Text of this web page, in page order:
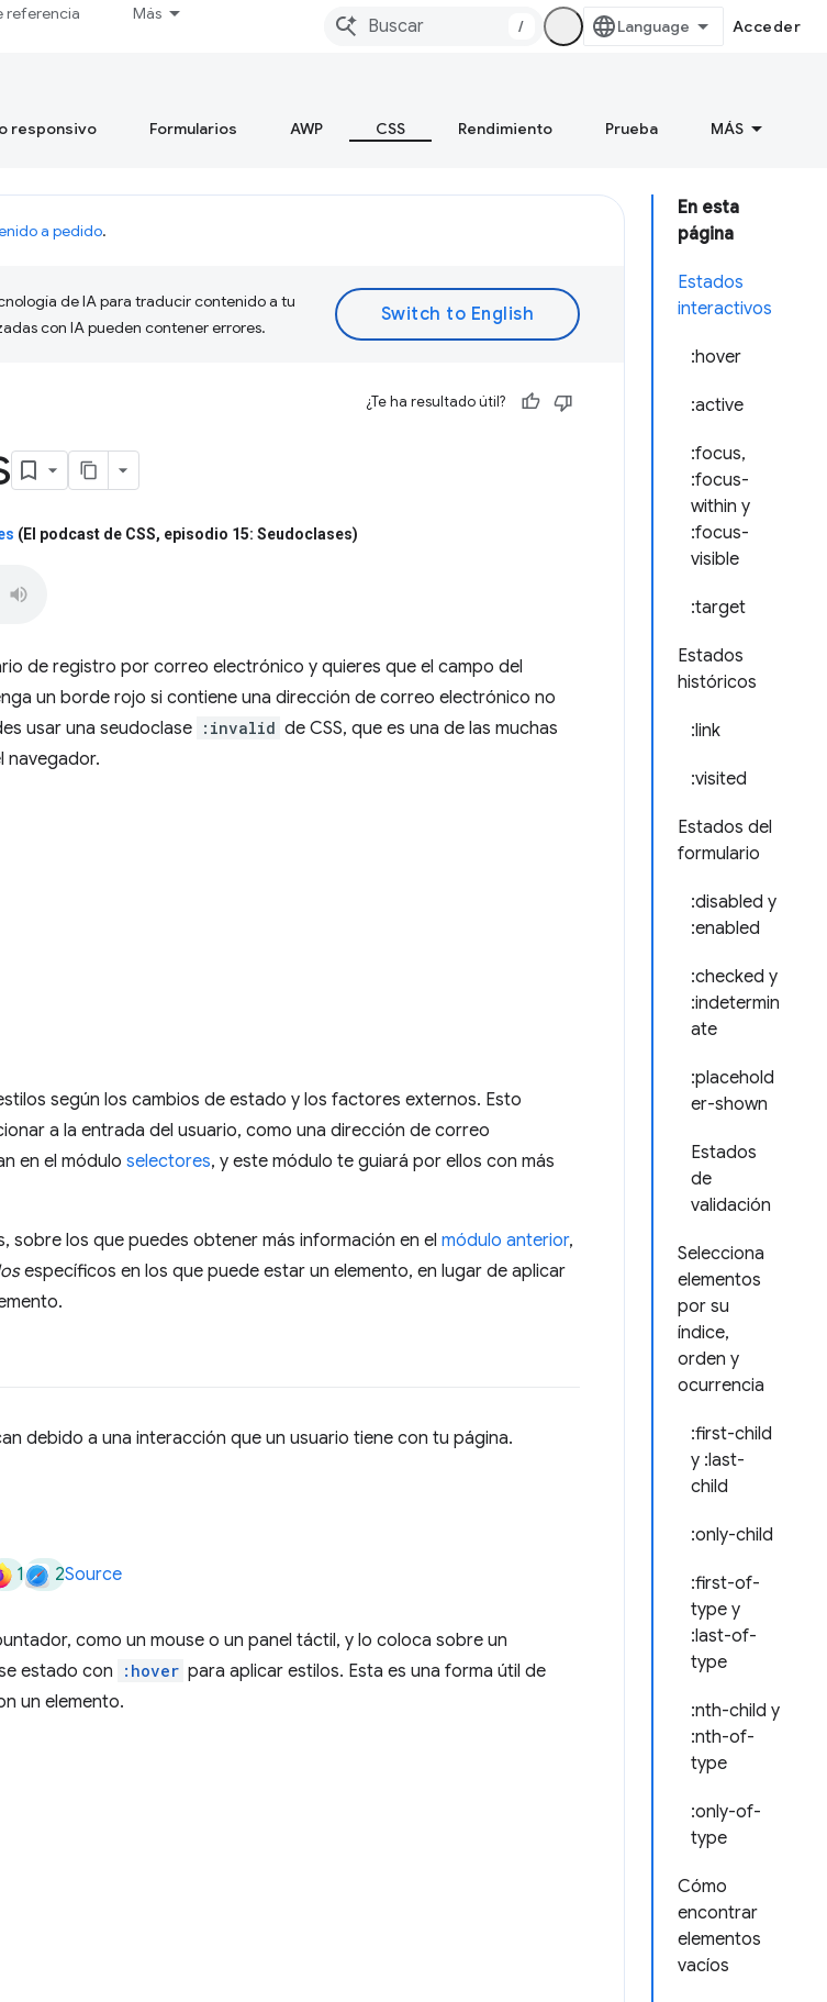
referencia Más
/ Acceder
responsivo Formularios AWP CSS Rendimiento Prueba MÁS
En esta
página
Estados
interactivos
:hover
:active
:focus,
:focus-
within y
:focus-
visible
:target
Estados
históricos
:link
:visited
Estados del
formulario
:disabled y
:enabled
:checked y
:indetermin
ate
:placehold
er-shown
Estados
de
validación
Selecciona
elementos
por su
índice,
orden y
ocurrencia
:first-child
y :last-
child
:only-child
:first-of-
type y
:last-of-
type
:nth-child y
:nth-of-
type
:only-of-
type
Cómo
encontrar
elementos
vacíos
a pedido.
de IA para traducir contenido a tu
con IA pueden contener errores.
¿Te ha resultado útil?
(El podcast de CSS, episodio 15: Seudoclases)
de registro por correo electrónico y quieres que el campo del
un borde rojo si contiene una dirección de correo electrónico no
usar una seudoclase :invalid de CSS, que es una de las muchas
navegador.
según los cambios de estado y los factores externos. Esto
a la entrada del usuario, como una dirección de correo
en el módulo selectores, y este módulo te guiará por ellos con más
sobre los que puedes obtener más información en el módulo anterior,
específicos en los que puede estar un elemento, en lugar de aplicar
debido a una interacción que un usuario tiene con tu página.
1 2Source
como un mouse o un panel táctil, y lo coloca sobre un
estado con
:hover para aplicar estilos. Esta es una forma útil de
un elemento.